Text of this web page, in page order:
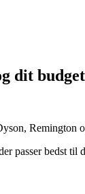
dit budget
passer bedst til